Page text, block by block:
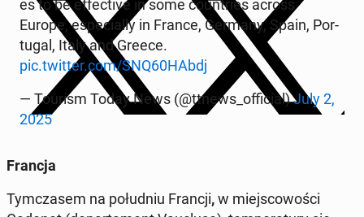
es to be ef­fec­ti­ve in some co­un­tries across
Europe, espe­cial­ly in France, Germany, Spain, Por­
tu­gal, Italy and Greece.
pic.twitter.com/SNQ60HAbdj
— Tourism Today News (@ttnews_of­fi­cial)July 2,
2025
Francja
Tym­cza­sem na po­łu­dniu Francji,w miej­sco­wo­ści